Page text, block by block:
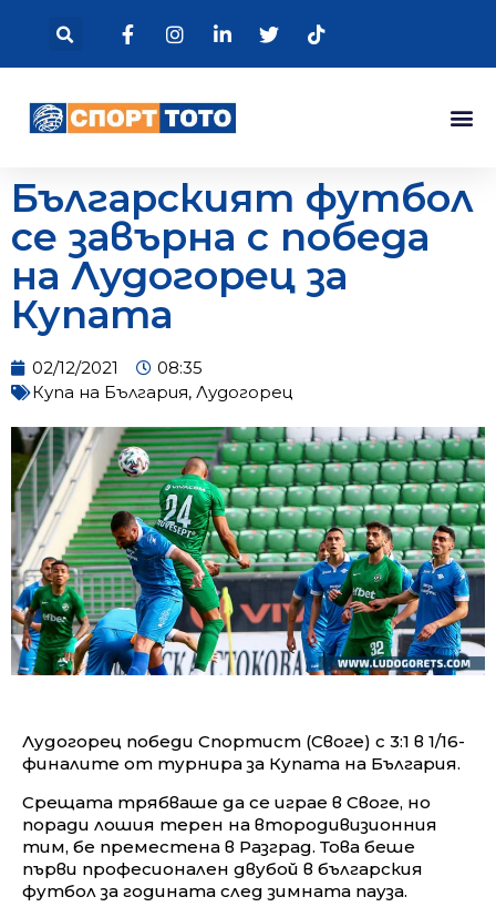
Българският футбол
се завърна с победа
на Лудогорец за
Купата
02/12/2021
08:35
Купа на България, Лудогорец
Лудогорец победи Спортист (Своге) с 3:1 в 1/16-
финалите от турнира за Купата на България.
Срещата трябваше да се играе в Своге, но
поради лошия терен на втородивизионния
тим, бе преместена в Разград. Това беше
първи професионален двубой в българския
футбол за годината след зимната пауза.